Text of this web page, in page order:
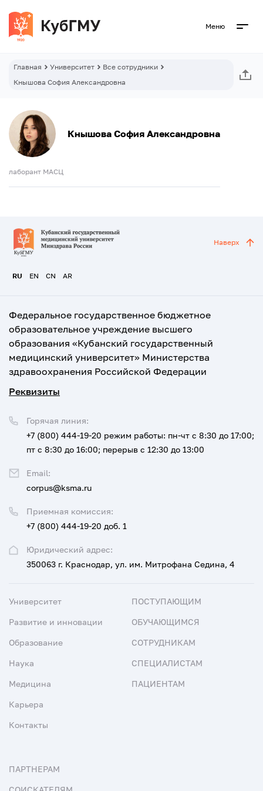
Меню
Главная Университет
Все сотрудники
Кнышова София Александровна
Кнышова София Александровна
лаборант МАСЦ
RU EN CN AR
Наверх
Федеральное государственное бюджетное
образовательное учреждение высшего
образования «Кубанский государственный
медицинский университет» Министерства
здравоохранения Российской Федерации
Реквизиты
Юридический адрес:
350063 г. Краснодар, ул. им. Митрофана Седина, 4
Приемная комиссия:
+7 (800) 444-19-20 доб. 1
Горячая линия:
+7 (800) 444-19-20 режим работы: пн-чт с 8:30 до 17:00;
пт с 8:30 до 16:00; перерыв с 12:30 до 13:00
Email:
corpus@ksma.ru
Университет
Развитие и инновации
Образование
Наука
Медицина
Карьера
Контакты
ПОСТУПАЮЩИМ
ОБУЧАЮЩИМСЯ
СОТРУДНИКАМ
СПЕЦИАЛИСТАМ
ПАЦИЕНТАМ
ПАРТНЕРАМ